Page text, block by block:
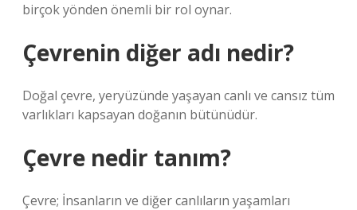
birçok yönden önemli bir rol oynar.
Çevrenin diğer adı nedir?
Doğal çevre, yeryüzünde yaşayan canlı ve cansız tüm
varlıkları kapsayan doğanın bütünüdür.
Çevre nedir tanım?
Çevre; İnsanların ve diğer canlıların yaşamları